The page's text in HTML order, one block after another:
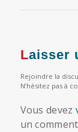
Rejoindre la
N’hésitez pas à
Vous devez
un